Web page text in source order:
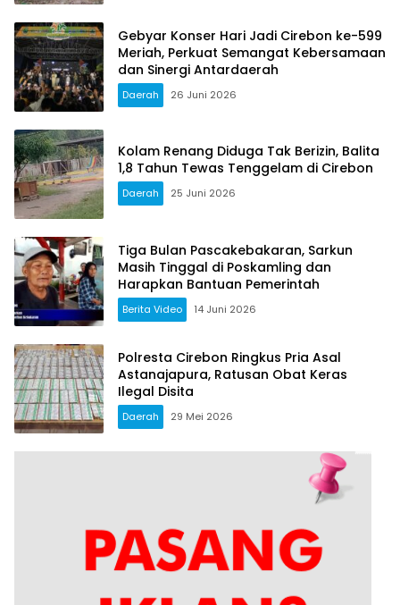
Gebyar Konser Hari Jadi Cirebon ke-599
Meriah, Perkuat Semangat Kebersamaan
dan Sinergi Antardaerah
Daerah 26 Juni 2026
Kolam Renang Diduga Tak Berizin, Balita
1,8 Tahun Tewas Tenggelam di Cirebon
Daerah 25 Juni 2026
Tiga Bulan Pascakebakaran, Sarkun
Masih Tinggal di Poskamling dan
Harapkan Bantuan Pemerintah
Berita Video 14 Juni 2026
Polresta Cirebon Ringkus Pria Asal
Astanajapura, Ratusan Obat Keras
Ilegal Disita
Daerah 29 Mei 2026